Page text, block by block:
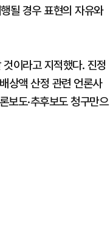
될 경우 표현의 자유와
이라고 지적했다. 진정
액 산정 관련 언론사
보도·추후보도 청구만으